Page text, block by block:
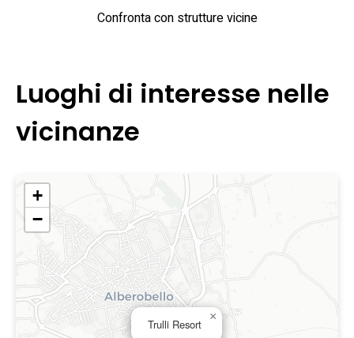
Confronta con strutture vicine
Luoghi di interesse nelle
vicinanze
Trulli Resort
×
+
−